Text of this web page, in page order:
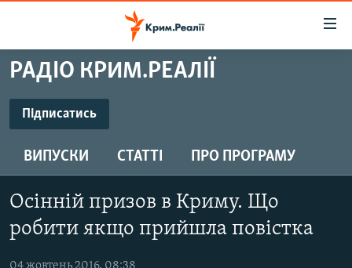
Перейти
до
основного
матеріалу
основної
навігації
Перейти
до
пошуку
НОВИНИ
ВОДА.КРИМ
БЛОГИ
ПОГЛЯД
РАДІО КРИМ.РЕАЛІЇ
Підписатись
ВИПУСКИ СТАТТІ ПРО ПРОГРАМУ
Осінній призов в Криму. Що
робити якщо прийшла повістка